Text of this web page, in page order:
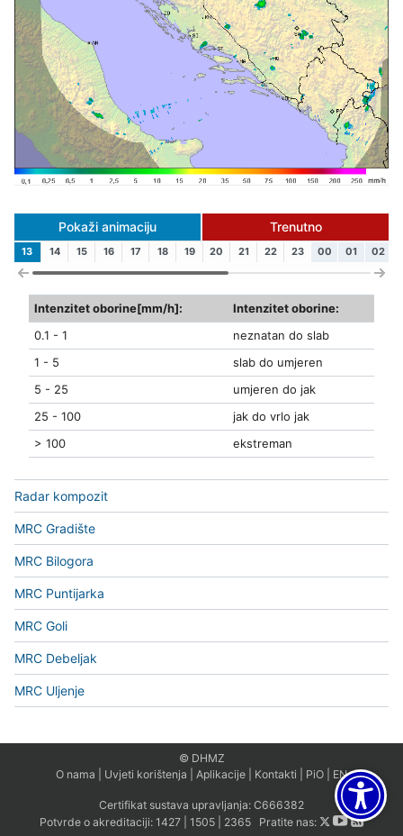
Pokaži animaciju Trenutno
13 14 15 16 17 18 19 20 21 22 23 00 01 02
Intenzitet oborine[mm/h]:
Intenzitet oborine:
0.1 - 1
neznatan do slab
1 - 5
slab do umjeren
5 - 25
umjeren do jak
25 - 100
jak do vrlo jak
> 100
ekstreman
Radar kompozit
MRC Gradište
MRC Bilogora
MRC Puntijarka
MRC Goli
MRC Debeljak
MRC Uljenje
© DHMZ
O nama
Uvjeti korištenja Aplikacije Kontakti PiO EN
Certifikat sustava upravljanja: C666382
Potvrde o akreditaciji: 1427| 1505| 2365Pratite nas: